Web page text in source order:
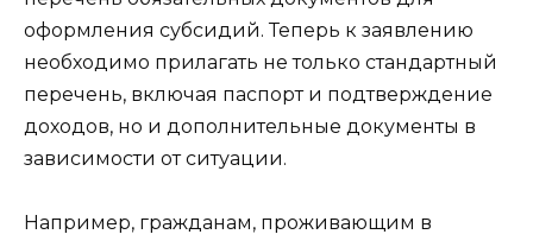
оформления субсидий. Теперь к заявлению
необходимо прилагать не только стандартный
перечень, включая паспорт и подтверждение
доходов, но и дополнительные документы в
зависимости от ситуации.
Например, гражданам, проживающим в